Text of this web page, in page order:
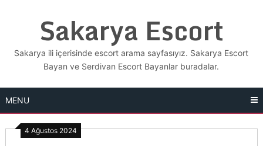
Sakarya Escort
Sakarya ili içerisinde escort arama sayfasıyız. Sakarya Escort
Bayan ve Serdivan Escort Bayanlar buradalar.
MENU
4 Ağustos 2024